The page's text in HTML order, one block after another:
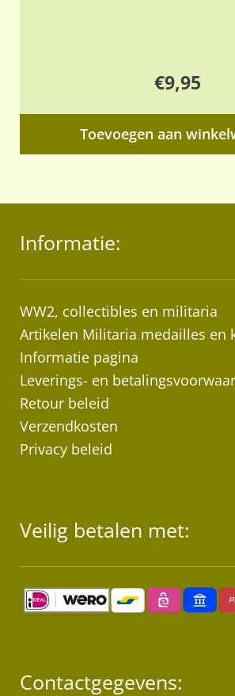
€9,95
Toevoegen aan
Informatie:
WW2, collectibles en militaria
Artikelen Militaria medailles en
Informatie pagina
Leverings- en
Retour beleid
Verzendkosten
Privacy beleid
Veilig betalen met:
Contactgegevens: